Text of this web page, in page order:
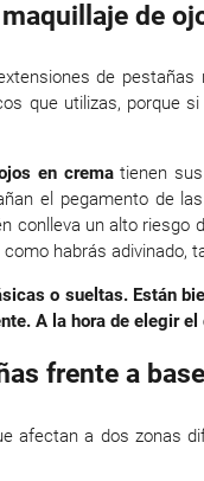
de
de
que utilizas, porque
en crematienen
el pegamento de
conlleva un alto riesgo
como habrás adivinado,
o sueltas. Están
A la hora de elegir
frente a
afectan a dos zonas